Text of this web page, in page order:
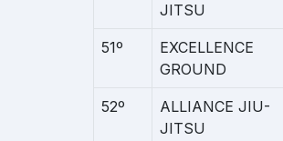
JITSU
51º
EXCELLENCE
GROUND
52º
ALLIANCE JIU-
JITSU